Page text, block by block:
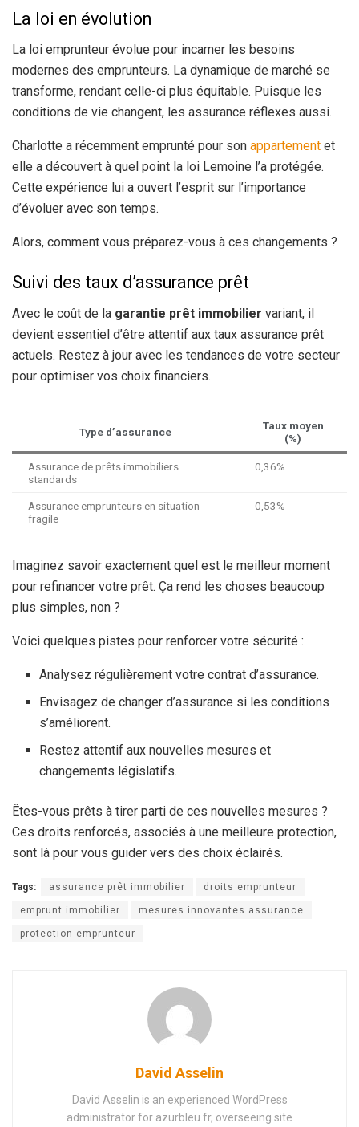
La loi en évolution
La loi emprunteur évolue pour incarner les besoins
modernes des emprunteurs. La dynamique de marché se
transforme, rendant celle-ci plus équitable. Puisque les
conditions de vie changent, les assurance réflexes aussi.
Charlotte a récemment emprunté pour son appartement et
elle a découvert à quel point la loi Lemoine l’a protégée.
Cette expérience lui a ouvert l’esprit sur l’importance
d’évoluer avec son temps.
Alors, comment vous préparez-vous à ces changements ?
Suivi des taux d’assurance prêt
Avec le coût de la garantie prêt immobilier variant, il
devient essentiel d’être attentif aux taux assurance prêt
actuels. Restez à jour avec les tendances de votre secteur
pour optimiser vos choix financiers.
Type d’assurance
Taux moyen
(%)
Assurance de prêts immobiliers
standards
0,36%
Assurance emprunteurs en situation
fragile
0,53%
Imaginez savoir exactement quel est le meilleur moment
pour refinancer votre prêt. Ça rend les choses beaucoup
plus simples, non ?
Voici quelques pistes pour renforcer votre sécurité :
Analysez régulièrement votre contrat d’assurance.
Envisagez de changer d’assurance si les conditions
s’améliorent.
Restez attentif aux nouvelles mesures et
changements législatifs.
Êtes-vous prêts à tirer parti de ces nouvelles mesures ?
Ces droits renforcés, associés à une meilleure protection,
sont là pour vous guider vers des choix éclairés.
Tags: assurance prêt immobilier droits emprunteur
emprunt immobilier mesures innovantes assurance
protection emprunteur
David Asselin
David Asselin is an experienced WordPress
administrator for azurbleu.fr, overseeing site